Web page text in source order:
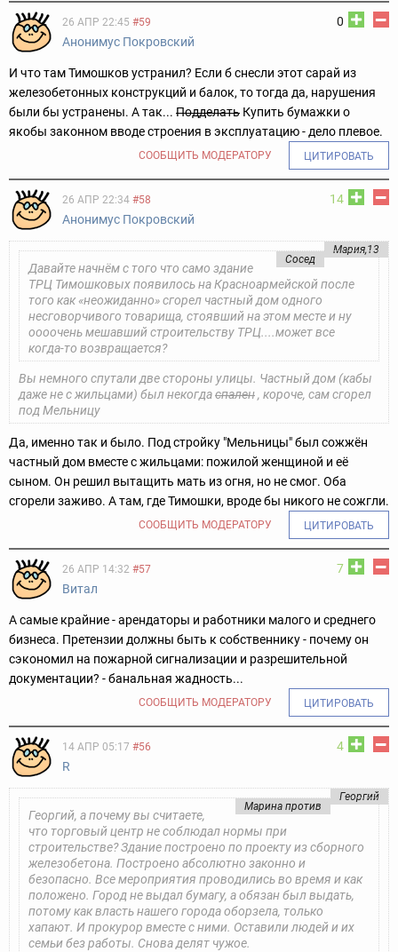
0
26 АПР 22:45 #59
Анонимус Покровский
И что там Тимошков устранил? Если б снесли этот сарай из
железобетонных конструкций и балок, то тогда да, нарушения
были бы устранены. А так... Подделать Купить бумажки о
якобы законном вводе строения в эксплуатацию - дело плевое.
СООБЩИТЬ МОДЕРАТОРУ ЦИТИРОВАТЬ
14
26 АПР 22:34 #58
Анонимус Покровский
Мария,13
Сосед
Давайте начнём с того что само здание
ТРЦ Тимошковых появилось на Красноармейской после
того как «неожиданно» сгорел частный дом одного
несговорчивого товарища, стоявший на этом месте и ну
оооочень мешавший строительству ТРЦ....может все
когда-то возвращается?
Вы немного спутали две стороны улицы. Частный дом (кабы
даже не с жильцами) был некогдаспален, короче, сам сгорел
под Мельницу
Да, именно так и было. Под стройку "Мельницы" был сожжён
частный дом вместе с жильцами: пожилой женщиной и её
сыном. Он решил вытащить мать из огня, но не смог. Оба
сгорели заживо. А там, где Тимошки, вроде бы никого не сожгли.
СООБЩИТЬ МОДЕРАТОРУ ЦИТИРОВАТЬ
7
26 АПР 14:32 #57
Витал
А самые крайние - арендаторы и работники малого и среднего
бизнеса. Претензии должны быть к собственнику - почему он
сэкономил на пожарной сигнализации и разрешительной
документации? - банальная жадность...
СООБЩИТЬ МОДЕРАТОРУ ЦИТИРОВАТЬ
4
14 АПР 05:17 #56
R
Георгий
Марина против
Георгий, а почему вы считаете,
что торговый центр не соблюдал нормы при
строительстве? Здание построено по проекту из сборного
железобетона. Построено абсолютно законно и
безопасно. Все мероприятия проводились во время и как
положено. Город не выдал бумагу, а обязан был выдать,
потому как власть нашего города оборзела, только
хапают. И прокурор вместе с ними. Оставили людей и их
семьи без работы. Снова делят чужое.